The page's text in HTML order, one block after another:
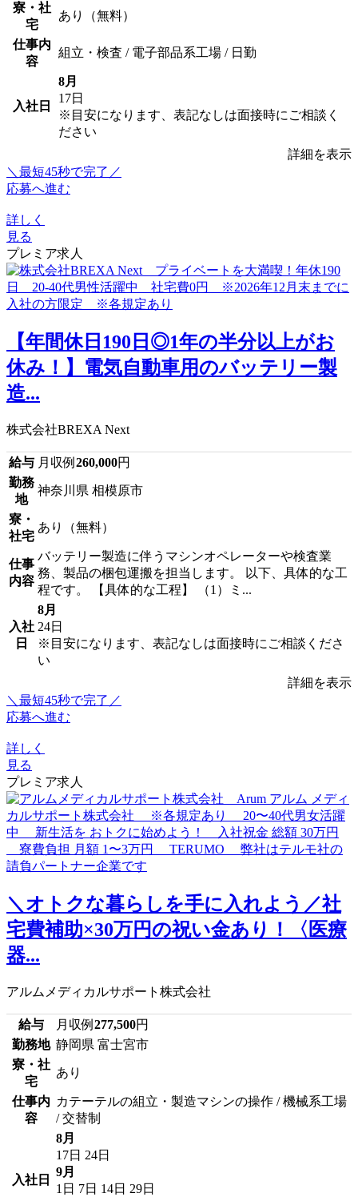
寮・社
宅
あり（無料）
仕事内
容
組立・検査 / 電子部品系工場 / 日勤
入社日
8月
17日
※目安になります、表記なしは面接時にご相談く
ださい
詳細を表示
＼最短45秒で完了／
応募へ進む
詳しく
見る
プレミア求人
【年間休日190日◎1年の半分以上がお
休み！】電気自動車用のバッテリー製
造...
株式会社BREXA Next
給与 月収例 260,000円
勤務
地
神奈川県 相模原市
寮・
社宅
あり（無料）
仕事
内容
バッテリー製造に伴うマシンオペレーターや検査業
務、製品の梱包運搬を担当します。 以下、具体的な工
程です。 【具体的な工程】 （1）ミ...
入社
日
8月
24日
※目安になります、表記なしは面接時にご相談くださ
い
詳細を表示
＼最短45秒で完了／
応募へ進む
詳しく
見る
プレミア求人
＼オトクな暮らしを手に入れよう／社
宅費補助×30万円の祝い金あり！〈医療
器...
アルムメディカルサポート株式会社
給与 月収例 277,500円
勤務地 静岡県 富士宮市
寮・社
宅
あり
仕事内
容
カテーテルの組立・製造マシンの操作 / 機械系工場
/ 交替制
入社日
8月
17日 24日
9月
1日 7日 14日 29日